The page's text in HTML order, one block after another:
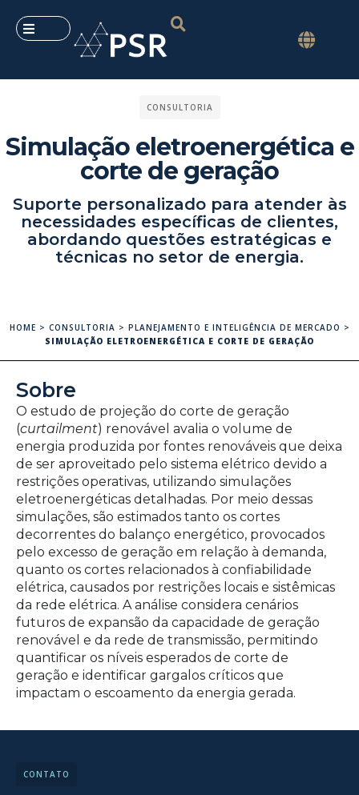
CONSULTORIA
Simulação eletroenergética e
corte de geração
Suporte personalizado para atender às
necessidades específicas de clientes,
abordando questões estratégicas e
técnicas no setor de energia.
HOME > CONSULTORIA > PLANEJAMENTO E INTELIGÊNCIA DE MERCADO >
SIMULAÇÃO ELETROENERGÉTICA E CORTE DE GERAÇÃO
Sobre
O estudo de projeção do corte de geração
(curtailment) renovável avalia o volume de
energia produzida por fontes renováveis que deixa
de ser aproveitado pelo sistema elétrico devido a
restrições operativas, utilizando simulações
eletroenergéticas detalhadas. Por meio dessas
simulações, são estimados tanto os cortes
decorrentes do balanço energético, provocados
pelo excesso de geração em relação à demanda,
quanto os cortes relacionados à confiabilidade
elétrica, causados por restrições locais e sistêmicas
da rede elétrica. A análise considera cenários
futuros de expansão da capacidade de geração
renovável e da rede de transmissão, permitindo
quantificar os níveis esperados de corte de
geração e identificar gargalos críticos que
impactam o escoamento da energia gerada.
CONTATO